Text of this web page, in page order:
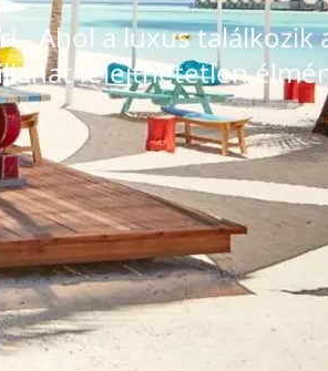
- Ahol a luxus találkozik
felejthetetlen